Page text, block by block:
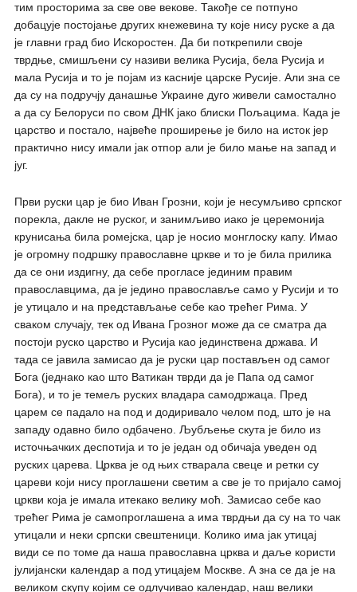
тим просторима за све ове векове. Такође се потпуно
добацује постојање других кнежевина ту које нису руске а да
је главни град био Искоростен. Да би поткрепили своје
тврдње, смишљени су називи велика Русија, бела Русија и
мала Русија и то је појам из касније царске Русије. Али зна се
да су на подручју данашње Украине дуго живели самостално
а да су Белоруси по свом ДНК јако блиски Пољацима. Када је
царство и постало, највеће проширење је било на исток јер
практично нису имали јак отпор али је било мање на запад и
југ.
Први руски цар је био Иван Грозни, који је несумљиво српског
порекла, дакле не руског, и занимљиво иако је церемонија
крунисања била ромејска, цар је носио монглоску капу. Имао
је огромну подршку православне цркве и то је била прилика
да се они издигну, да себе прогласе јединим правим
православцима, да је једино православље само у Русији и то
је утицало и на представљање себе као трећег Рима. У
сваком случају, тек од Ивана Грозног може да се сматра да
постоји руско царство и Русија као јединствена држава. И
тада се јавила замисао да је руски цар постављен од самог
Бога (једнако као што Ватикан тврди да је Папа од самог
Бога), и то је темељ руских владара самодржаца. Пред
царем се падало на под и додиривало челом под, што је на
западу одавно било одбачено. Љубљење скута је било из
источњачких деспотија и то је један од обичаја уведен од
руских царева. Црква је од њих стварала свеце и ретки су
цареви који нису проглашени светим а све је то пријало самој
цркви која је имала итекако велику моћ. Замисао себе као
трећег Рима је самопроглашена а има тврдњи да су на то чак
утицали и неки српски свештеници. Колико има јак утицај
види се по томе да наша православна црква и даље користи
јулијански календар а под утицајем Москве. А зна се да је на
великом скупу којим се одлучивао календар, наш велики